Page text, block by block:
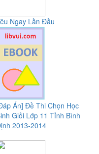
Ngay Lần Đầu
Án] Đề Thi Chọn Học
Giỏi Lớp 11 Tỉnh Bình
2013-2014